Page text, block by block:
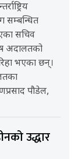
सम्बन्धित
सचिव
अदालतको
भएका छन्।
पौडेल,
उद्धार